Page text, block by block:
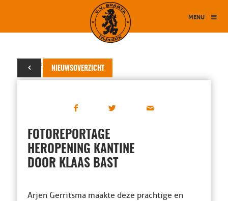
MENU
NIEUWSOVERZICHT
25 augustus 2015
FOTOREPORTAGE
HEROPENING KANTINE
DOOR KLAAS BAST
Arjen Gerritsma maakte deze prachtige en